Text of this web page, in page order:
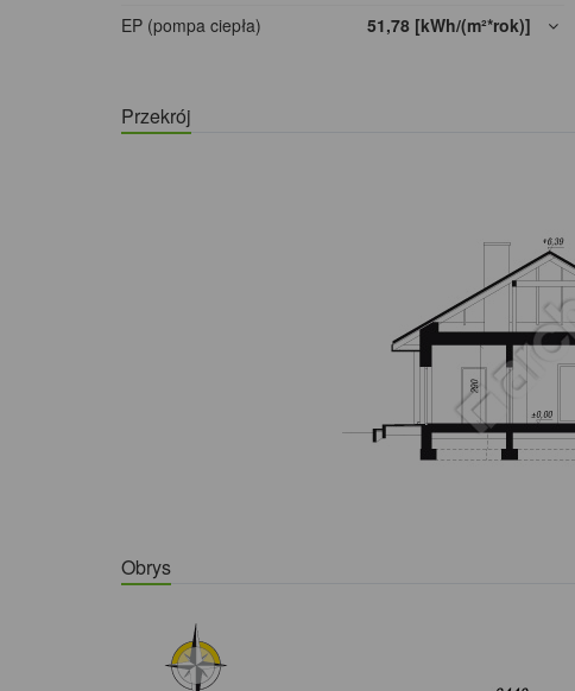
EP (pompa ciepła)
51,78 [kWh/(m²*rok)]
Przekrój
Obrys